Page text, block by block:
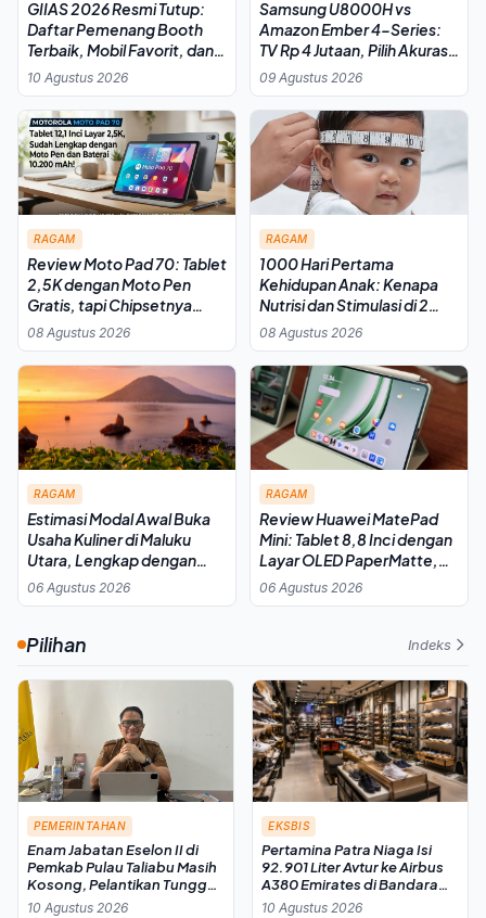
GIIAS 2026 Resmi Tutup:
Daftar Pemenang Booth
Terbaik, Mobil Favorit, dan
EV Terpopuler
10 Agustus 2026
Samsung U8000H vs
Amazon Ember 4-Series:
TV Rp 4 Jutaan, Pilih Akurasi
Warna atau Kecerahan?
09 Agustus 2026
RAGAM
Review Moto Pad 70: Tablet
2,5K dengan Moto Pen
Gratis, tapi Chipsetnya
Masih Jadi Tanda Tanya
08 Agustus 2026
RAGAM
1000 Hari Pertama
Kehidupan Anak: Kenapa
Nutrisi dan Stimulasi di 2
Tahun Pertama Itu Krusial
08 Agustus 2026
RAGAM
Estimasi Modal Awal Buka
Usaha Kuliner di Maluku
Utara, Lengkap dengan
Rincian Biaya dan Strategi
06 Agustus 2026
RAGAM
Review Huawei MatePad
Mini: Tablet 8,8 Inci dengan
Layar OLED PaperMatte,
Ringan tapi Bukan untuk
Produktivitas
06 Agustus 2026
Pilihan Indeks
PEMERINTAHAN
Enam Jabatan Eselon II di
Pemkab Pulau Taliabu Masih
Kosong, Pelantikan Tunggu
Rekomendasi BKN
10 Agustus 2026
EKSBIS
Pertamina Patra Niaga Isi
92.901 Liter Avtur ke Airbus
A380 Emirates di Bandara
Soekarno-Hatta
10 Agustus 2026